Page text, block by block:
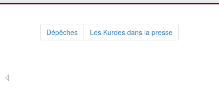
Dépêches Les Kurdes dans la presse